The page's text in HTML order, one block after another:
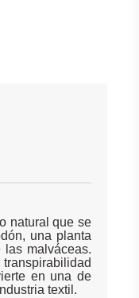
natural que se
una planta
malváceas.
en una de
textil.